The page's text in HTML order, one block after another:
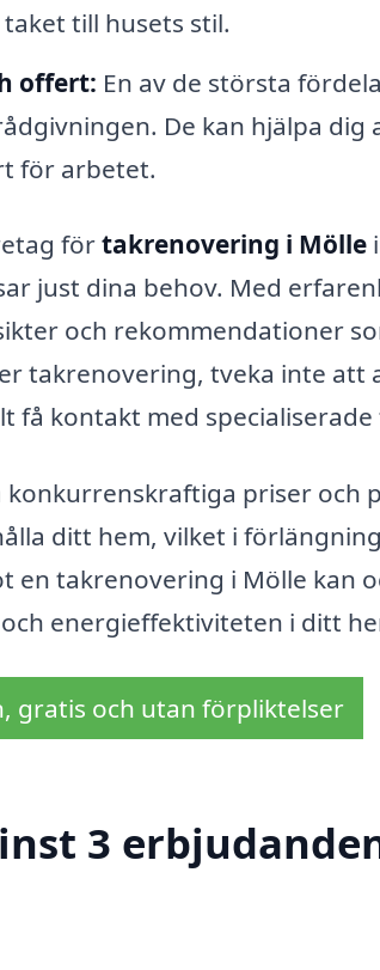
till husets stil.
offert: En av de största
De kan hjälpa
för arbetet.
förtakrenovering i Mölle
just dina behov. Med
och rekommendationer
takrenovering, tveka inte
få kontakt med
priser och
ditt hem, vilket i
en takrenovering i Mölle kan
energieffektiviteten i ditt
gratis och utan förpliktelser
3